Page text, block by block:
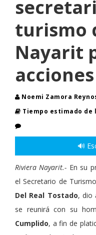
turismo
Nayarit
Noemi Zamora
Tiempo estimado
🔊
Riviera Nayarit.- En su
el Secretario de
Del Real Tostado, dio
se reunirá con su
Cumplido, a fin de